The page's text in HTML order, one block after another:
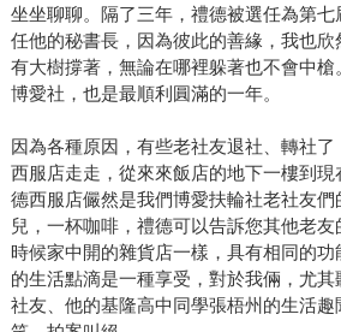
坐坐聊聊。隔了三年，禮德被選任為第
任他的秘書長，因為彼此的善緣，我也
有大樹撐著，無論在哪裡躲著也不會中
博愛社，也是最順利圓滿的一年。
因為各種原因，有些老社友退社、轉社
西服店走走，從來來飯店的地下一樓到
德西服店儼然是我們博愛扶輪社老社友
兒，一杯咖啡，禮德可以告訴您其他老
時候家中開的雜貨店一樣，具有相同的
的生活點滴是一種享受，對於我倆，尤
社友、他的基隆高中同學張梧州的生活